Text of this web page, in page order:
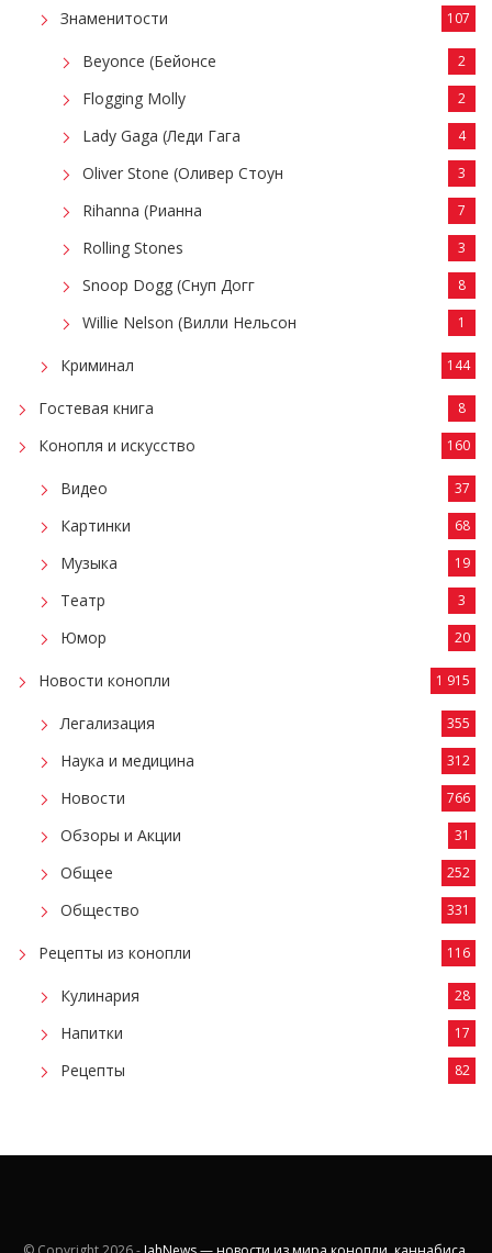
Знаменитости 107
Beyonce (Бейонсе 2
Flogging Molly 2
Lady Gaga (Леди Гага 4
Oliver Stone (Оливер Стоун 3
Rihanna (Рианна 7
Rolling Stones 3
Snoop Dogg (Снуп Догг 8
Willie Nelson (Вилли Нельсон 1
Криминал 144
Гостевая книга 8
Конопля и искусство 160
Видео 37
Картинки 68
Музыка 19
Театр 3
Юмор 20
Новости конопли 1 915
Легализация 355
Наука и медицина 312
Новости 766
Обзоры и Акции 31
Общее 252
Общество 331
Рецепты из конопли 116
Кулинария 28
Напитки 17
Рецепты 82